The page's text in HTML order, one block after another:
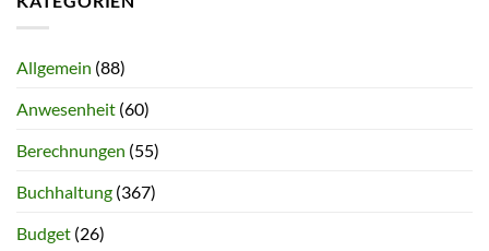
Allgemein (88)
Anwesenheit (60)
Berechnungen (55)
Buchhaltung (367)
Budget (26)